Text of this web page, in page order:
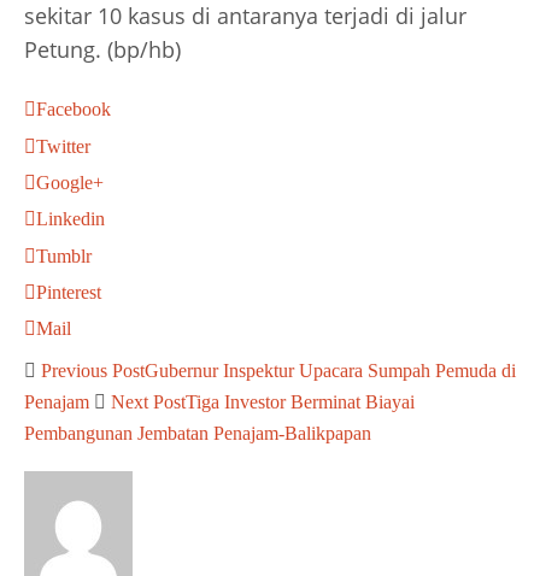
sekitar 10 kasus di antaranya terjadi di jalur
Petung. (bp/hb)
Facebook
Twitter
Google+
Linkedin
Tumblr
Pinterest
Mail
Previous PostGubernur Inspektur Upacara Sumpah Pemuda di
Penajam
Next PostTiga Investor Berminat Biayai
Pembangunan Jembatan Penajam-Balikpapan